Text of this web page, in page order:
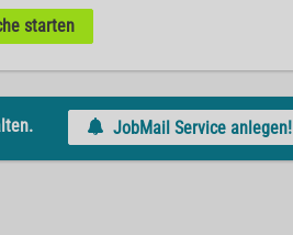
starten
JobMail Service anlegen!